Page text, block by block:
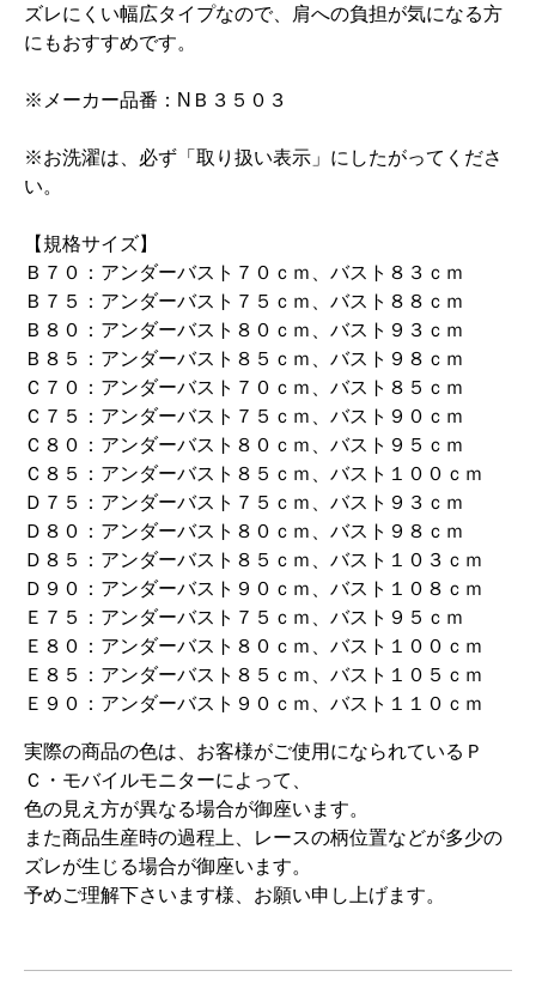
ズレにくい幅広タイプなので、肩への負担が気になる方
にもおすすめです。
※メーカー品番：NＢ３５０３
※お洗濯は、必ず「取り扱い表示」にしたがってくださ
い。
【規格サイズ】
Ｂ７０：アンダーバスト７０ｃｍ、バスト８３ｃｍ
Ｂ７５：アンダーバスト７５ｃｍ、バスト８８ｃｍ
Ｂ８０：アンダーバスト８０ｃｍ、バスト９３ｃｍ
Ｂ８５：アンダーバスト８５ｃｍ、バスト９８ｃｍ
Ｃ７０：アンダーバスト７０ｃｍ、バスト８５ｃｍ
Ｃ７５：アンダーバスト７５ｃｍ、バスト９０ｃｍ
Ｃ８０：アンダーバスト８０ｃｍ、バスト９５ｃｍ
Ｃ８５：アンダーバスト８５ｃｍ、バスト１００ｃｍ
Ｄ７５：アンダーバスト７５ｃｍ、バスト９３ｃｍ
Ｄ８０：アンダーバスト８０ｃｍ、バスト９８ｃｍ
Ｄ８５：アンダーバスト８５ｃｍ、バスト１０３ｃｍ
Ｄ９０：アンダーバスト９０ｃｍ、バスト１０８ｃｍ
Ｅ７５：アンダーバスト７５ｃｍ、バスト９５ｃｍ
Ｅ８０：アンダーバスト８０ｃｍ、バスト１００ｃｍ
Ｅ８５：アンダーバスト８５ｃｍ、バスト１０５ｃｍ
Ｅ９０：アンダーバスト９０ｃｍ、バスト１１０ｃｍ
実際の商品の色は、お客様がご使用になられているＰ
Ｃ・モバイルモニターによって、
色の見え方が異なる場合が御座います。
また商品生産時の過程上、レースの柄位置などが多少の
ズレが生じる場合が御座います。
予めご理解下さいます様、お願い申し上げます。